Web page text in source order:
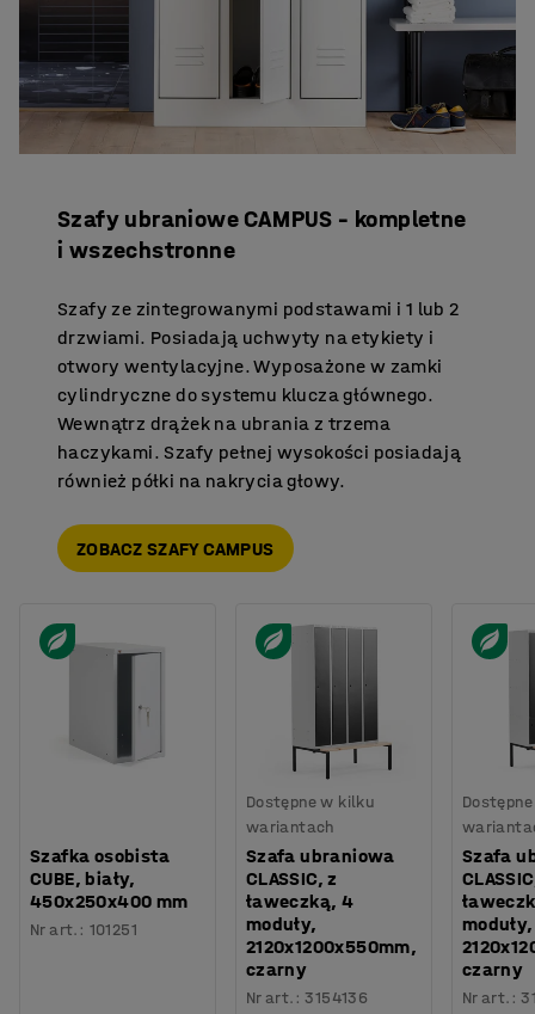
Szafy ubraniowe CAMPUS – kompletne
i wszechstronne
Szafy ze zintegrowanymi podstawami i 1 lub 2
drzwiami. Posiadają uchwyty na etykiety i
otwory wentylacyjne. Wyposażone w zamki
cylindryczne do systemu klucza głównego.
Wewnątrz drążek na ubrania z trzema
haczykami. Szafy pełnej wysokości posiadają
również półki na nakrycia głowy.
ZOBACZ SZAFY CAMPUS
Szafka osobista
CUBE, biały,
450x250x400 mm
Nr art. : 101251
Dostępne w kilku
wariantach
Szafa ubraniowa
CLASSIC, z
ławeczką, 4
moduły,
2120x1200x550mm,
czarny
Nr art. :3154136
Szafa
czarny
Nr art. :